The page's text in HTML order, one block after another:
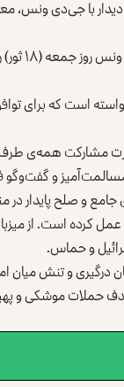
با جی‌دی ونس،
نوشت
است که برای
مشارکت همه‌ی
مسالمت‌آمیز و
و صلح پایدار
و حماس.
و تنش میان
حملات موشکی و